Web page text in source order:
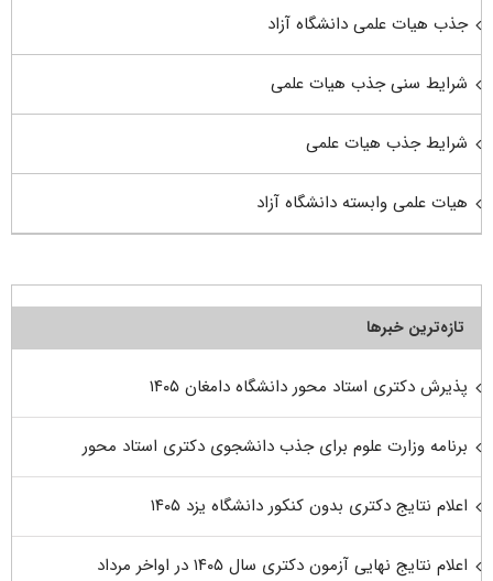
جذب هیات علمی دانشگاه آزاد
شرایط سنی جذب هیات علمی
شرایط جذب هیات علمی
هیات علمی وابسته دانشگاه آزاد
تازه‌ترین خبرها
پذیرش دکتری استاد محور دانشگاه دامغان ۱۴۰۵
برنامه وزارت علوم برای جذب دانشجوی دکتری استاد محور
اعلام نتایج دکتری بدون کنکور دانشگاه یزد ۱۴۰۵
اعلام نتایج نهایی آزمون دکتری سال ۱۴۰۵ در اواخر مرداد